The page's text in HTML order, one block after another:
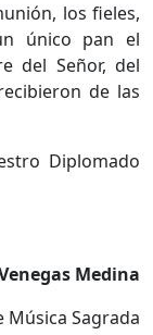
los fieles,
único pan el
del Señor, del
de las
Diplomado
Medina
Música Sagrada